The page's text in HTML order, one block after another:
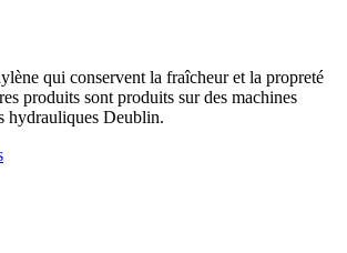
qui conservent la fraîcheur et la propreté
produits sont produits sur des machines
hydrauliques Deublin.